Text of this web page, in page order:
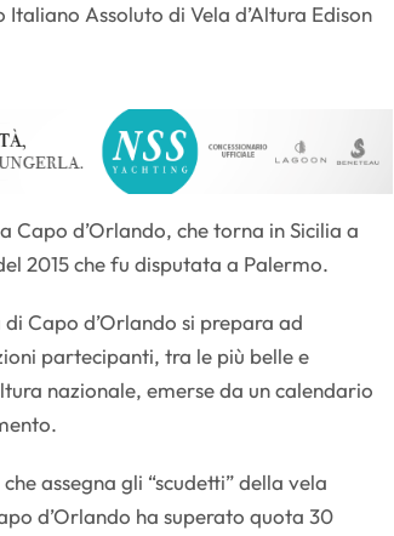
Assoluto di Vela d’Altura Edison
Capo d’Orlando, che torna in Sicilia a
2015 che fu disputata a Palermo.
Capo d’Orlando si prepara ad
partecipanti, tra le più belle e
nazionale, emerse da un calendario
assegna gli “scudetti” della vela
d’Orlando ha superato quota 30